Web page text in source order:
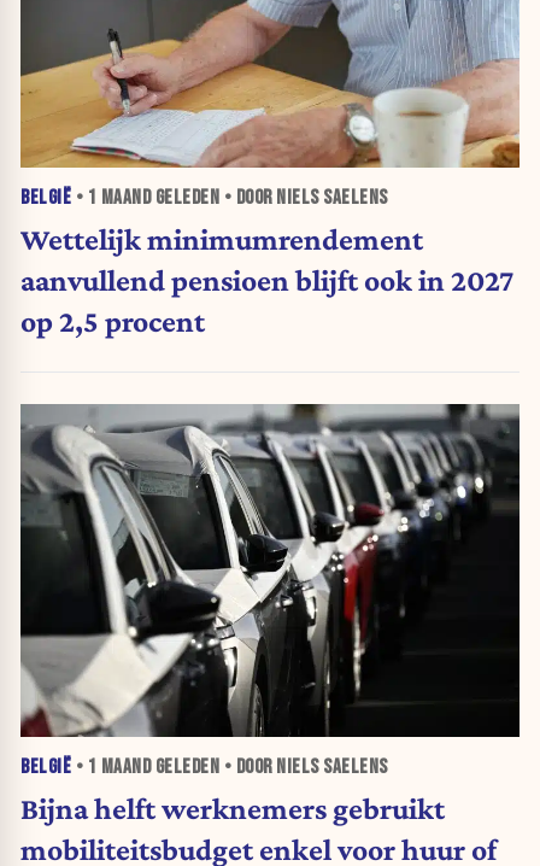
BELGIË • 1 MAANDGELEDEN • DOOR NIELS SAELENS
Wettelijk minimumrendement
aanvullend pensioen blijft ook in 2027
op 2,5 procent
BELGIË • 1 MAANDGELEDEN • DOOR NIELS SAELENS
Bijna helft werknemers gebruikt
mobiliteitsbudget enkel voor huur of